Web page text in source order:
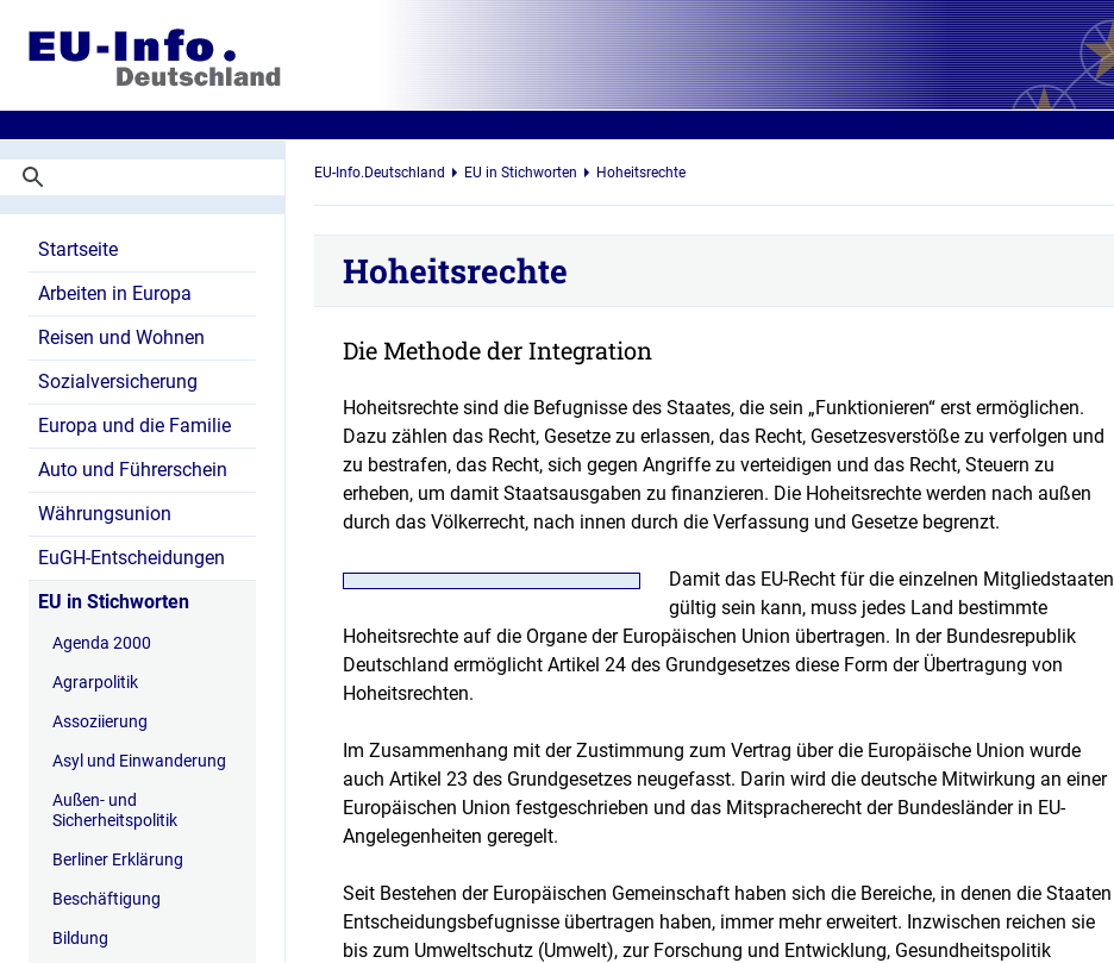
Startseite
Arbeiten in Europa
Reisen und Wohnen
Sozialversicherung
Europa und die Familie
Auto und Führerschein
Währungsunion
EuGH-Entscheidungen
EU in Stichworten
Agenda 2000
Agrarpolitik
Assoziierung
Asyl und Einwanderung
Außen- und
Sicherheitspolitik
Berliner Erklärung
Beschäftigung
Bildung
EU-Info.Deutschland EU in Stichworten Hoheitsrechte
Hoheitsrechte
Die Methode der Integration
Hoheitsrechte sind die Befugnisse des Staates, die sein „Funktionieren“ erst ermöglichen.
Dazu zählen das Recht, Gesetze zu erlassen, das Recht, Gesetzesverstöße zu verfolgen und
zu bestrafen, das Recht, sich gegen Angriffe zu verteidigen und das Recht, Steuern zu
erheben, um damit Staatsausgaben zu finanzieren. Die Hoheitsrechte werden nach außen
durch das Völkerrecht, nach innen durch die Verfassung und Gesetze begrenzt.
Damit das EU-Recht für die einzelnen Mitgliedstaaten
gültig sein kann, muss jedes Land bestimmte
Hoheitsrechte auf die Organe der Europäischen Union übertragen. In der Bundesrepublik
Deutschland ermöglicht Artikel 24 des Grundgesetzes diese Form der Übertragung von
Hoheitsrechten.
Im Zusammenhang mit der Zustimmung zum Vertrag über die Europäische Union wurde
auch Artikel 23 des Grundgesetzes neugefasst. Darin wird die deutsche Mitwirkung an einer
Europäischen Union festgeschrieben und das Mitspracherecht der Bundesländer in EU-
Angelegenheiten geregelt.
Seit Bestehen der Europäischen Gemeinschaft haben sich die Bereiche, in denen die Staaten
Entscheidungsbefugnisse übertragen haben, immer mehr erweitert. Inzwischen reichen sie
bis zum Umweltschutz (Umwelt), zur Forschung und Entwicklung, Gesundheitspolitik